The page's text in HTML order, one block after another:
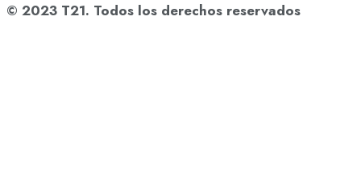
© 2023 T21. Todos los derechos reservados